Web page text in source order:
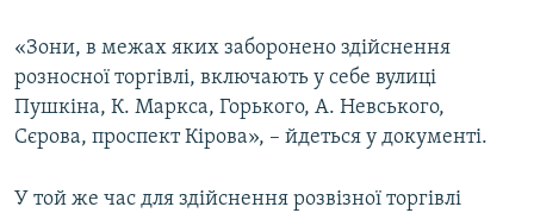
«Зони, в межах яких заборонено здійснення
розносної торгівлі, включають у себе вулиці
Пушкіна, К. Маркса, Горького, А. Невського,
Сєрова, проспект Кірова», – йдеться у документі.
У той же час для здійснення розвізної торгівлі